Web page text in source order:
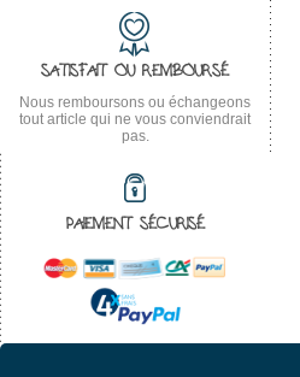
SATISFAIT OU REMBOURSÉ
Nous remboursons ou échangeons
tout article qui ne vous conviendrait
pas.
PAIEMENT SÉCURISÉ